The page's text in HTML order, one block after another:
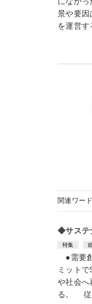
景や要因
を運営す
関連ワー
◆サステ
特集
●需要
ミット
や社会へ
る。 従